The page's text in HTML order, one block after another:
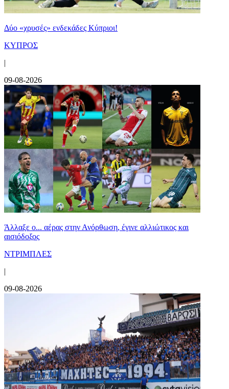
Δύο «χρυσές» ενδεκάδες Κύπριοι!
ΚΥΠΡΟΣ
|
09-08-2026
Άλλαξε ο... αέρας στην Ανόρθωση, έγινε αλλιώτικος και
αισιόδοξος
ΝΤΡΙΜΠΛΕΣ
|
09-08-2026